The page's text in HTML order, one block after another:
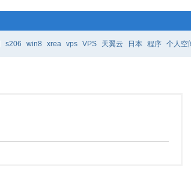
s206 win8 xrea vps VPS 天翼云 日本 程序 个人空